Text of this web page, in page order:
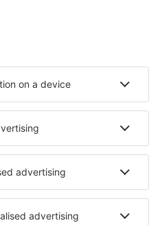
în Lagos Cazare în Funchal
în Terras de Bouro